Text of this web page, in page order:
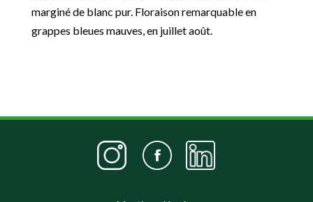
marginé de blanc pur. Floraison remarquable en
grappes bleues mauves, en juillet août.